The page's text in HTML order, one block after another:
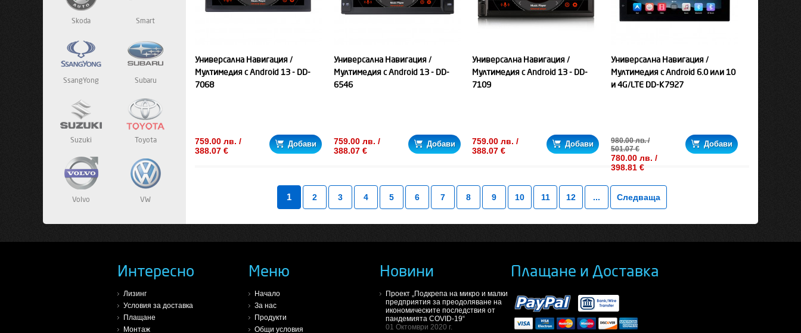
Skoda Smart
SsangYong Subaru
Suzuki Toyota
Volvo VW
Универсална Навигация /
Мултимедия с Android 13 - DD-
7068
759.00 лв. /
388.07 €
Добави
Универсална Навигация /
Мултимедия с Android 13 - DD-
6546
759.00 лв. /
388.07 €
Добави
Универсална Навигация /
Мултимедия с Android 13 - DD-
7109
759.00 лв. /
388.07 €
Добави
Универсална Навигация /
Мултимедия с Android 6.0 или 10
и 4G/LTE DD-K7927
980.00 лв. /
501.07 €
780.00 лв. /
398.81 €
Добави
1 2 3 4 5 6 7 8 9 10 11 12 ... Следваща
Интересно
Лизинг
Условия за доставка
Плащане
Монтаж
Меню
Начало
За нас
Продукти
Общи условия
Новини
Проект „Подкрепа на микро и малки
предприятия за преодоляване на
икономическите последствия от
пандемията COVID-19“
01 Октомври 2020 г.
Плащане и Доставка